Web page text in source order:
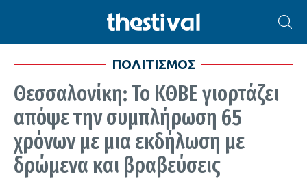
ΠΟΛΙΤΙΣΜΟΣ
Θεσσαλονίκη: Το ΚΘΒΕ γιορτάζει
απόψε την συμπλήρωση 65
χρόνων με μια εκδήλωση με
δρώμενα και βραβεύσεις